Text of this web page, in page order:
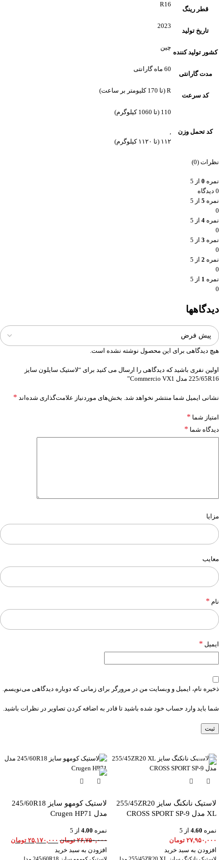
قطر رینگ
R16
تاریخ تولید
2023
کشور تولید کننده
چین
مدت گارانتی
60 ماه گارانتی
کد سرعت
R (تا 170 کلیومتر بر ساعت)
کد تحمل وزن
110 (تا 1060 کیلوگرم)
,
۱۱۲ (تا ۱۱۲۰ کیلوگرم)
نظرات (0)
نمره 0 از 5
0 دیدگاه
نمره 5 از 5
0
نمره 4 از 5
0
نمره 3 از 5
0
نمره 2 از 5
0
نمره 1 از 5
0
دیدگاهها
هیچ دیدگاهی برای این محصول نوشته نشده است.
اولین نفری باشید که دیدگاهی را ارسال می کنید برای “لاستیک سایلون سایز
225/65R16 مدل Commercio VX1”
نشانی ایمیل شما منتشر نخواهد شد. بخش‌های موردنیاز علامت‌گذاری شده‌اند *
امتیاز شما *
دیدگاه شما *
مزایا
معایب
نام *
ایمیل *
ذخیره نام، ایمیل و وبسایت من در مرورگر برای زمانی که دوباره دیدگاهی می‌نویسم.
شما باید وارد حساب خود شده باشید تا قادر به اضافه کردن تصاویر در نظرات باشید.
لاستیک نانکنگ سایز 255/45ZR20
XL مدل CROSS SPORT SP-9
نمره 4.60 از 5
۲۷,۹۵۰,۰۰۰ تومان
افزودن به سبد خرید
-6%
لاستیک کومهو سایز 245/60R18
مدل Crugen HP71
نمره 4.00 از 5
۲۶,۷۵۰,۰۰۰ تومان ۲۵,۱۷۰,۰۰۰ تومان
افزودن به سبد خرید